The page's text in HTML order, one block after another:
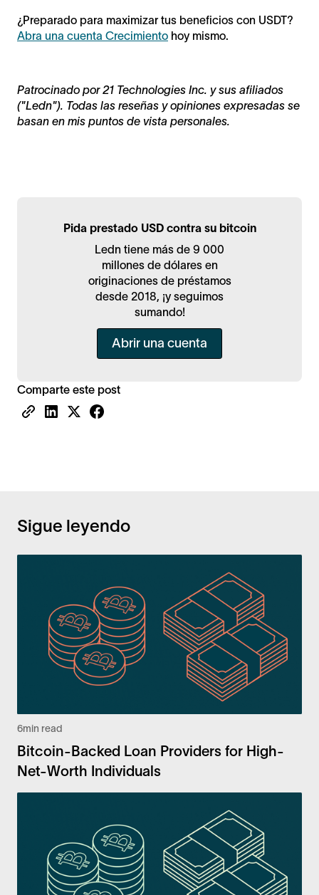
Pida prestado USD contra su bitcoin
Ledn tiene más de 9 000
millones de dólares en
originaciones de préstamos
desde 2018, ¡y seguimos
sumando!
Abrir una cuenta
Comparte este post
¿Preparado para maximizar tus beneficios con USDT?
Abra una cuenta Crecimiento hoy mismo.
Patrocinado por 21 Technologies Inc. y sus afiliados
("Ledn"). Todas las reseñas y opiniones expresadas se
basan en mis puntos de vista personales.
Sigue leyendo
6min read
Bitcoin-Backed Loan Providers for High-
Net-Worth Individuals